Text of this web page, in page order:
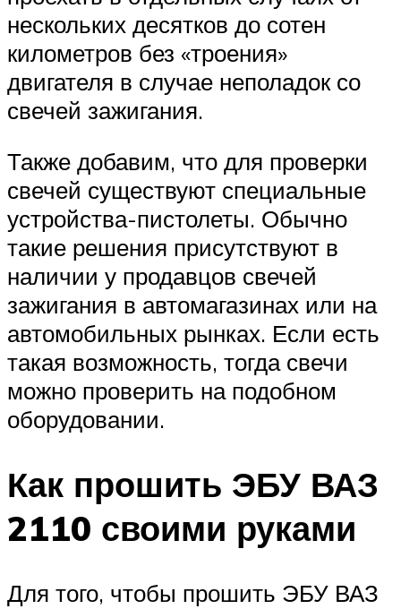
нескольких десятков до сотен
километров без «троения»
двигателя в случае неполадок со
свечей зажигания.
Также добавим, что для проверки
свечей существуют специальные
устройства-пистолеты. Обычно
такие решения присутствуют в
наличии у продавцов свечей
зажигания в автомагазинах или на
автомобильных рынках. Если есть
такая возможность, тогда свечи
можно проверить на подобном
оборудовании.
Как прошить ЭБУ ВАЗ
2110 своими руками
Для того, чтобы прошить ЭБУ ВАЗ